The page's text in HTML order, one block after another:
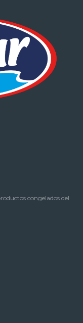
congelados del